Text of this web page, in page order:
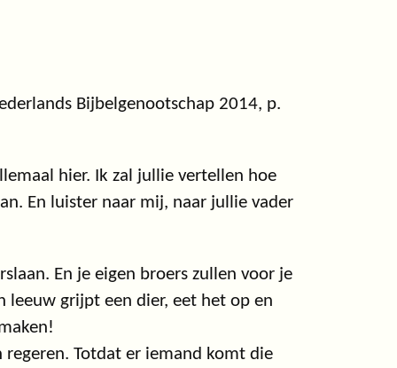
Bijbelgenootschap 2014, p.
hier. Ik zal jullie vertellen hoe
En luister naar mij, naar jullie vader
En je eigen broers zullen voor je
leeuw grijpt een dier, eet het op en
Totdat er iemand komt die